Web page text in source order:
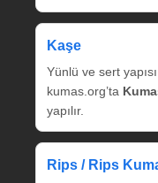
Kaşe
Yünlü ve sert
kumas.org’ta
yapılır.
Rips / Rips